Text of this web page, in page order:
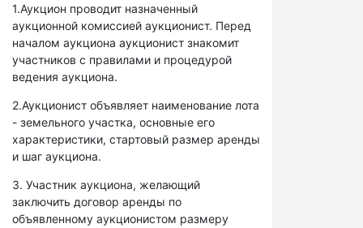
1.Аукцион проводит назначенный
аукционной комиссией аукционист. Перед
началом аукциона аукционист знакомит
участников с правилами и процедурой
ведения аукциона.
2.Аукционист объявляет наименование лота
- земельного участка, основные его
характеристики, стартовый размер аренды
и шаг аукциона.
3. Участник аукциона, желающий
заключить договор аренды по
объявленному аукционистом размеру